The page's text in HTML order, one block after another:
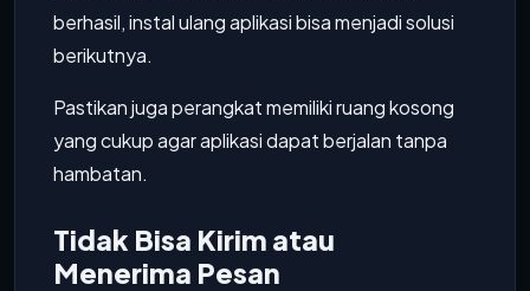
berhasil, instal ulang aplikasi bisa menjadi solusi
berikutnya.
Pastikan juga perangkat memiliki ruang kosong
yang cukup agar aplikasi dapat berjalan tanpa
hambatan.
Tidak Bisa Kirim atau
Menerima Pesan